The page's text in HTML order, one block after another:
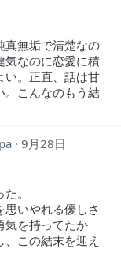
真無垢で清楚なの
気なのに恋愛に積
い。正直、話は甘
。こんなのもう結
9月28日
。
いやれる優しさ
気を持ってたか
この結末を迎え